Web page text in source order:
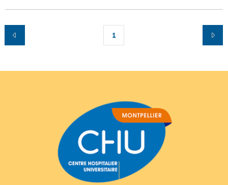
1